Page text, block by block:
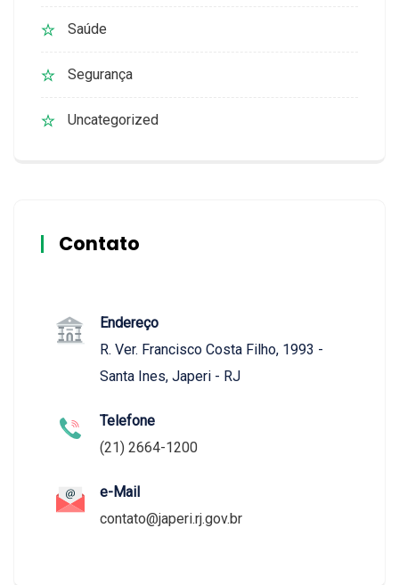
Saúde
Segurança
Uncategorized
Contato
Endereço
R. Ver. Francisco Costa Filho, 1993 -
Santa Ines, Japeri - RJ
Telefone
(21) 2664-1200
e-Mail
contato@japeri.rj.gov.br